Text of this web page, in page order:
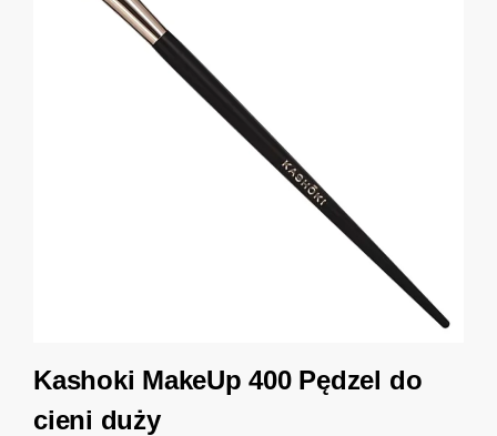
Kashoki MakeUp 400 Pędzel do
cieni duży